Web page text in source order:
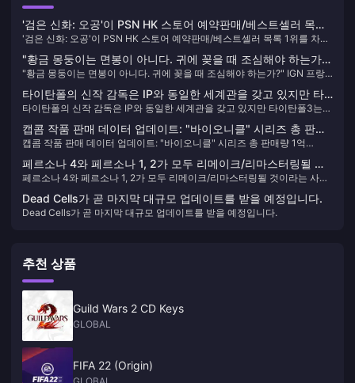
'검은 신화: 오공'이 PSN HK 스토어 예약판매/베스트셀러 목록
1위를 차지했습니다.
'검은 신화: 오공'이 PSN HK 스토어 예약판매/베스트셀러 목록 1위를 차지
"황금 몽둥이는 면봉이 아니다. 귀에 꽂을 때 조심해야 하는가?"
IGN 프랑스가 '흑신화: 오공'의 명장면에 대해 "플레이어들에게
불만을 안겨줬다"고 평했다.
"황금 몽둥이는 면봉이 아니다. 귀에 꽂을 때 조심해야 하는가?" IGN 프랑
평했다.
타이탄폴의 신작 감독은 IP와 동일한 세계관을 갖고 있지만 타
이탄폴3는 아닌 것으로 드러났다.
타이탄폴의 신작 감독은 IP와 동일한 세계관을 갖고 있지만 타이탄폴3는
캡콤 작품 판매 데이터 업데이트: "바이오니클" 시리즈 총 판매
량 1억 5,400만 장 달성
캡콤 작품 판매 데이터 업데이트: "바이오니클" 시리즈 총 판매량 1억
페르소나 4와 페르소나 1, 2가 모두 리메이크/리마스터링될 것
이라는 사실이 밝혀졌습니다.
페르소나 4와 페르소나 1, 2가 모두 리메이크/리마스터링될 것이라는 사실
Dead Cells가 곧 마지막 대규모 업데이트를 받을 예정입니다.
Dead Cells가 곧 마지막 대규모 업데이트를 받을 예정입니다.
추천 상품
Guild Wars 2 CD Keys
GLOBAL
FIFA 22 (Origin)